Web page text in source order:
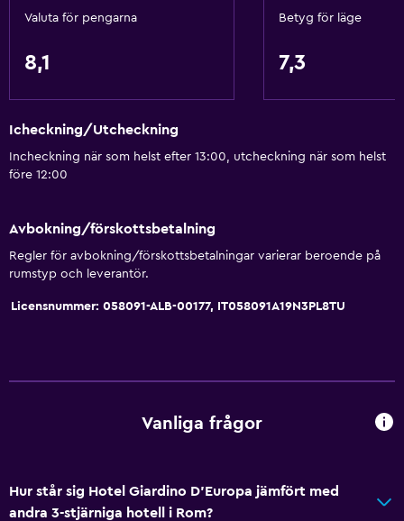
Inpackade luncher
Frukost på rummet
Kylskåp
Försäljningsautomat (drycker)
Försäljningsautomat (snacks)
Tjänster och bekvämligheter
Expressutcheckning
Valuta för pengarna
8,1
Betyg för läge
7,3
Icheckning/Utcheckning
Incheckning när som helst efter 13:00, utcheckning när som helst
före 12:00
Avbokning/förskottsbetalning
Regler för avbokning/förskottsbetalningar varierar beroende på
rumstyp och leverantör.
Licensnummer: 058091-ALB-00177, IT058091A19N3PL8TU
Vanliga frågor
Hur står sig Hotel Giardino D'Europa jämfört med
andra 3-stjärniga hotell i Rom?